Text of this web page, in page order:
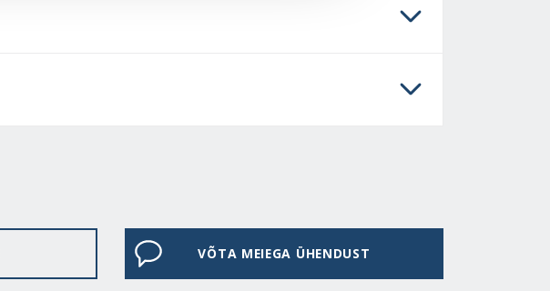
VÕTA MEIEGA ÜHENDUST